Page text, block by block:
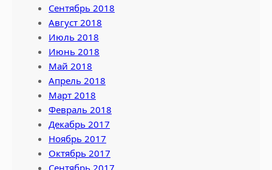
Сентябрь 2018
Август 2018
Июль 2018
Июнь 2018
Май 2018
Апрель 2018
Март 2018
Февраль 2018
Декабрь 2017
Ноябрь 2017
Октябрь 2017
Сентябрь 2017